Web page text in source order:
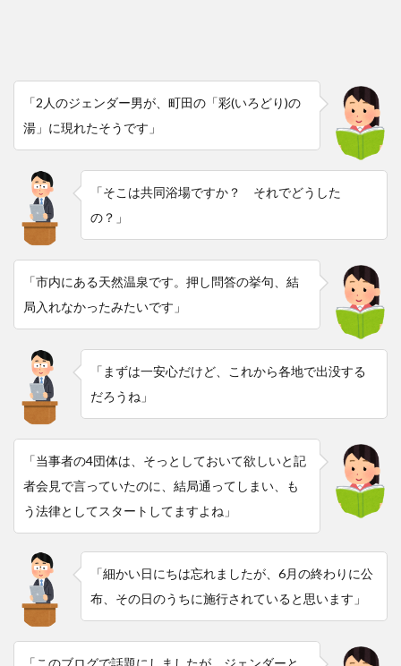
「2人のジェンダー男が、町田の「彩(いろどり)の
湯」に現れたそうです」
「そこは共同浴場ですか？ それでどうした
の？」
「市内にある天然温泉です。押し問答の挙句、結
局入れなかったみたいです」
「まずは一安心だけど、これから各地で出没する
だろうね」
「当事者の4団体は、そっとしておいて欲しいと記
者会見で言っていたのに、結局通ってしまい、も
う法律としてスタートしてますよね」
「細かい日にちは忘れましたが、6月の終わりに公
布、その日のうちに施行されていると思います」
「このブログで話題にしましたが、ジェンダーと